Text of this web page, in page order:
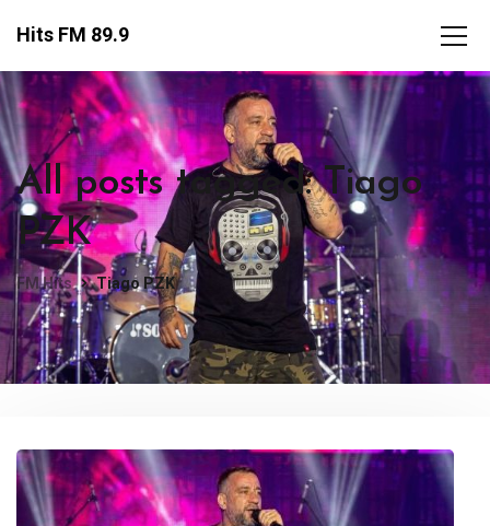
Hits FM 89.9
All posts tagged: Tiago
PZK
FM Hits Tiago PZK